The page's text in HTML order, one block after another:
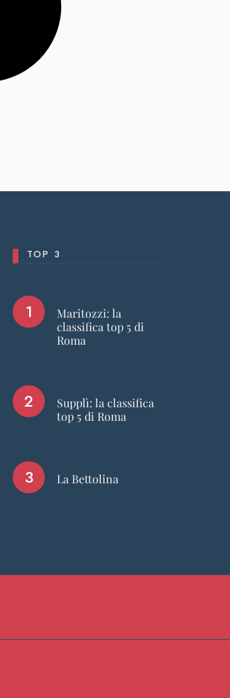
TOP 3
Maritozzi: la
classifica top 5 di
Roma
Supplì: la classifica
top 5 di Roma
La Bettolina